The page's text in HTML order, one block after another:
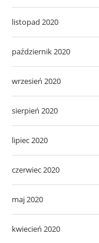
listopad 2020
październik 2020
wrzesień 2020
sierpień 2020
lipiec 2020
czerwiec 2020
maj 2020
kwiecień 2020